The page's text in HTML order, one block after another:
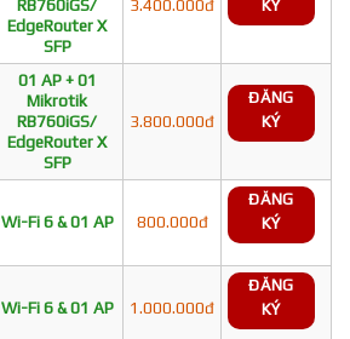
RB760iGS/
EdgeRouter X
SFP
3.400.000đ
KÝ
01 AP + 01
Mikrotik
RB760iGS/
EdgeRouter X
SFP
3.800.000đ
ĐĂNG
KÝ
Wi-Fi 6 & 01 AP 800.000đ
ĐĂNG
KÝ
Wi-Fi 6 & 01 AP 1.000.000đ
ĐĂNG
KÝ